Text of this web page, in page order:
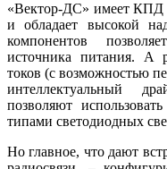
«Вектор-ДС» имеет КПД
и обладает высокой
компонентов
источника питания. А
токов (с возможностью
интеллектуальный
позволяют
типами светодиодных
Но главное, что дают